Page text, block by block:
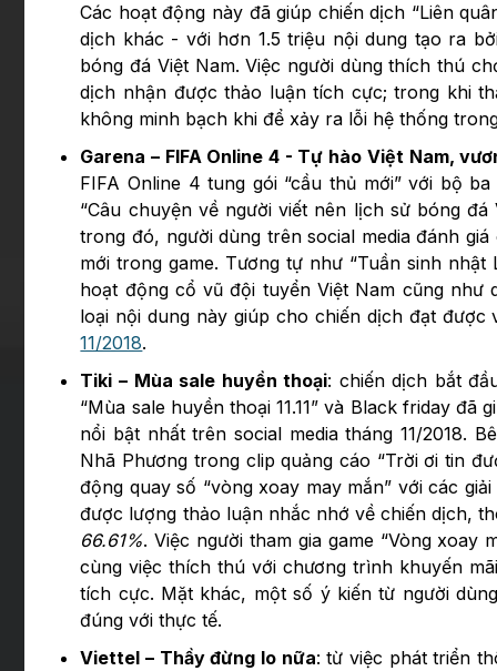
Các hoạt động này đã giúp chiến dịch “Liên
dịch khác - với hơn 1.5 triệu nội dung tạo ra
bóng đá Việt Nam. Việc người dùng thích thú
dịch nhận được thảo luận tích cực; trong khi
không minh bạch khi để xảy ra lỗi hệ thống
Garena – FIFA Online 4 - Tự hào Việt Nam,
FIFA Online 4 tung gói “cầu thủ mới” với bộ
“Câu chuyện về người viết nên lịch sử bóng
trong đó, người dùng trên social media đánh
mới trong game. Tương tự như “Tuần sinh nhật
hoạt động cổ vũ đội tuyển Việt Nam cũng như
loại nội dung này giúp cho chiến dịch đạt
11/2018.
Tiki – Mùa sale huyền thoại: chiến dịch bắt
“Mùa sale huyền thoại 11.11” và Black friday
nổi bật nhất trên social media tháng 11/2018.
Nhã Phương trong clip quảng cáo “Trời ơi tin
động quay số “vòng xoay may mắn” với các
được lượng thảo luận nhắc nhớ về chiến dịch,
66.61%. Việc người tham gia game “Vòng xoay
cùng việc thích thú với chương trình khuyến
tích cực. Mặt khác, một số ý kiến từ người
đúng với thực tế.
Viettel – Thầy đừng lo nữa: từ việc phát triển